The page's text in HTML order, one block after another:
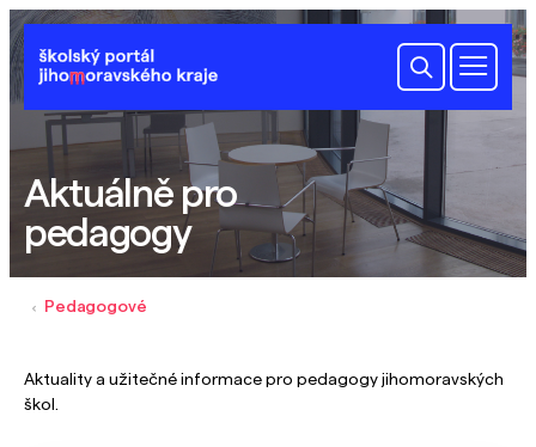
Aktuálně pro
pedagogy
Pedagogové
Aktuality a užitečné informace pro pedagogy jihomoravských
škol.